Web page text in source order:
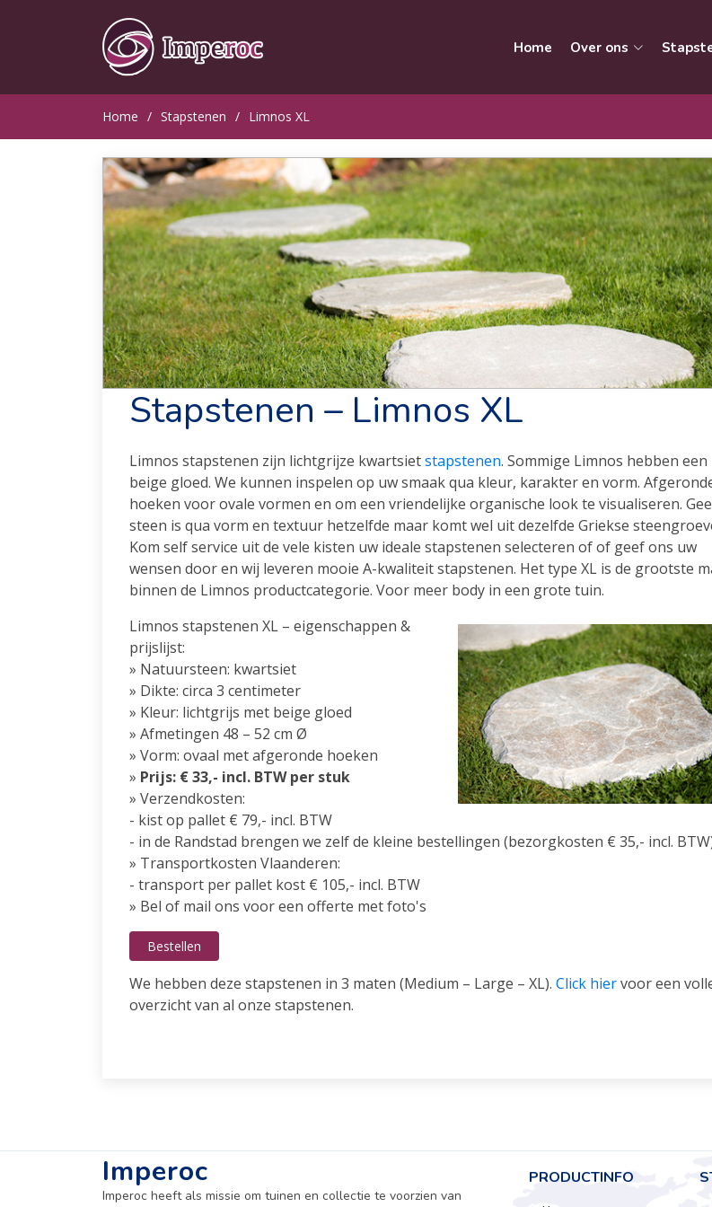
Home Over ons
Home Stapstenen Limnos XL
Stapstenen – Limnos XL
Limnos stapstenen zijn lichtgrijze kwartsietstapstenen. Sommige Limnos hebben een
beige gloed. We kunnen inspelen op uw smaak qua kleur, karakter en vorm.
hoeken voor ovale vormen en om een vriendelijke organische look te visualiseren.
steen is qua vorm en textuur hetzelfde maar komt wel uit dezelfde Griekse
Kom self service uit de vele kisten uw ideale stapstenen selecteren of of geef ons uw
wensen door en wij leveren mooie A-kwaliteit stapstenen. Het type XL is de grootste
binnen de Limnos productcategorie. Voor meer body in een grote tuin.
Limnos stapstenen XL – eigenschappen &
prijslijst:
» Natuursteen: kwartsiet
» Dikte: circa 3 centimeter
» Kleur: lichtgrijs met beige gloed
» Afmetingen 48 – 52 cm Ø
» Vorm: ovaal met afgeronde hoeken
» Prijs: € 33,- incl. BTW per stuk
» Verzendkosten:
- kist op pallet € 79,- incl. BTW
- in de Randstad brengen we zelf de kleine bestellingen (bezorgkosten € 35,- incl.
» Transportkosten Vlaanderen:
- transport per pallet kost € 105,- incl. BTW
» Bel of mail ons voor een offerte met foto's
Bestellen
We hebben deze stapstenen in 3 maten (Medium – Large – XL). Click hiervoor een
overzicht van al onze stapstenen.
Imperoc
Imperoc heeft als missie om tuinen en collectie te voorzien van
PRODUCTINFO